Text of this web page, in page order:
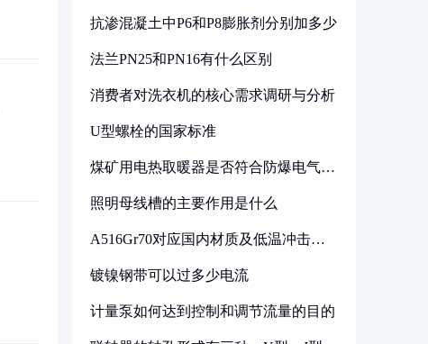
抗渗混凝土中P6和P8膨胀剂分别加多少
法兰PN25和PN16有什么区别
消费者对洗衣机的核心需求调研与分析
U型螺栓的国家标准
煤矿用电热取暖器是否符合防爆电气设
照明母线槽的主要作用是什么
A516Gr70对应国内材质及低温冲击要
镀镍钢带可以过多少电流
计量泵如何达到控制和调节流量的目的